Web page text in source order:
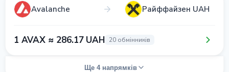
Avalanche Райффайзен UAH
1 AVAX ≈ 286.17 UAH 20 обмінників
Ще 4 напрямків